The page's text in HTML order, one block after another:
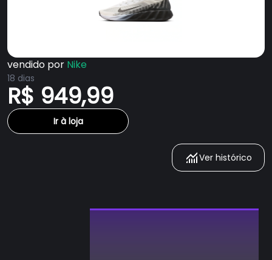
vendido por Nike
18 dias
R$ 949,99
Ir à loja
Ver histórico